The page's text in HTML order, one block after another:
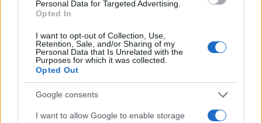
Personal Data for Targeted Advertising.
Opted In
I want to opt-out of Collection, Use,
Retention, Sale, and/or Sharing of my
Personal Data that Is Unrelated with the
Purposes for which it was collected.
Opted Out
Google consents
I want to allow Google to enable storage
Mario Malu
Paolo Pinna